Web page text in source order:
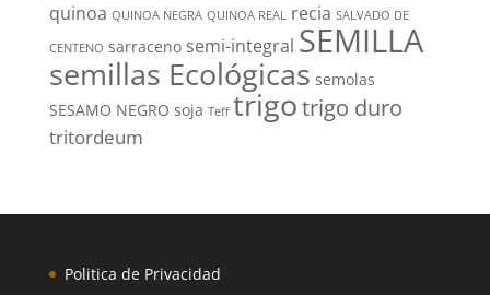
quinoa QUINOA NEGRA QUINOA REAL recia SALVADO DE
CENTENO sarraceno semi-integral SEMILLA
semillas Ecológicas semolas
SESAMO NEGRO soja Teff trigotrigo duro
tritordeum
Politica de Privacidad